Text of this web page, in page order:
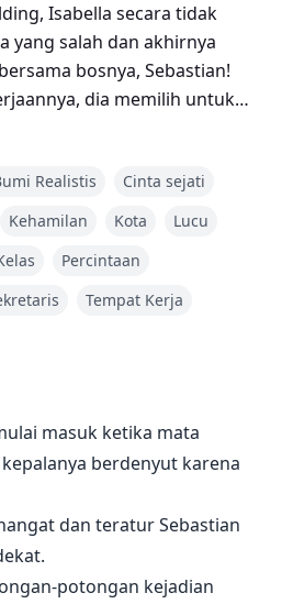
Isabella secara tidak
yang salah dan akhirnya
bosnya, Sebastian!
dia memilih untuk
usaha Sebastian
dalam diri Isabella. Namun,
dan Sebastian bertunangan
Realistis
Cinta sejati
Kehamilan Kota
Lucu
Percintaan
Tempat Kerja
masuk ketika mata
berdenyut karena
dan teratur Sebastian
potongan kejadian